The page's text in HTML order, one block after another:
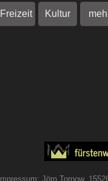
Freizeit Kultur
Impressum: Jörn Tornow,